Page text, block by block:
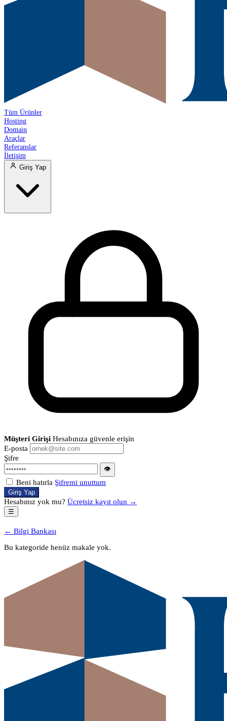
Tüm Ürünler
Hosting
Domain
Araçlar
Referanslar
İletişim
Giriş Yap
Müşteri Girişi Hesabınıza güvenle erişin
E-posta
Şifre
👁
Beni hatırla Şifremi unuttum
Giriş Yap
Hesabınız yok mu? Ücretsiz kayıt olun →
☰
← Bilgi Bankası
Bu kategoride henüz makale yok.